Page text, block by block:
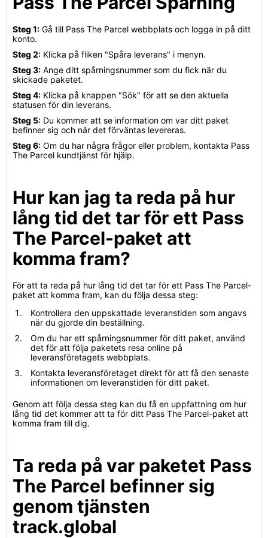
Steg 1: Gå till Pass The Parcel webbplats och logga in på ditt
konto.
Steg 2: Klicka på fliken "Spåra leverans" i menyn.
Steg 3: Ange ditt spårningsnummer som du fick när du
skickade paketet.
Steg 4: Klicka på knappen "Sök" för att se den aktuella
statusen för din leverans.
Steg 5: Du kommer att se information om var ditt paket
befinner sig och när det förväntas levereras.
Steg 6: Om du har några frågor eller problem, kontakta Pass
The Parcel kundtjänst för hjälp.
Hur kan jag ta reda på hur
lång tid det tar för ett Pass
The Parcel-paket att
komma fram?
För att ta reda på hur lång tid det tar för ett Pass The Parcel-
paket att komma fram, kan du följa dessa steg:
Kontrollera den uppskattade leveranstiden som angavs
när du gjorde din beställning.
Om du har ett spårningsnummer för ditt paket, använd
det för att följa paketets resa online på
leveransföretagets webbplats.
Kontakta leveransföretaget direkt för att få den senaste
informationen om leveranstiden för ditt paket.
Genom att följa dessa steg kan du få en uppfattning om hur
lång tid det kommer att ta för ditt Pass The Parcel-paket att
komma fram till dig.
Ta reda på var paketet Pass
The Parcel befinner sig
genom tjänsten
track.global